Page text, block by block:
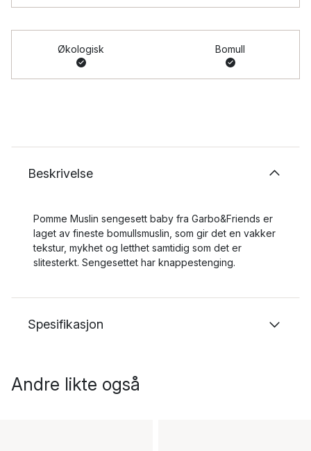
Økologisk Bomull
Beskrivelse
Pomme Muslin sengesett baby fra Garbo&Friends er
laget av fineste bomullsmuslin, som gir det en vakker
tekstur, mykhet og letthet samtidig som det er
slitesterkt. Sengesettet har knappestenging.
Spesifikasjon
Andre likte også